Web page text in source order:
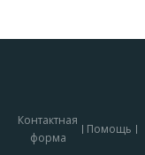
Контактная
форма
Помощь